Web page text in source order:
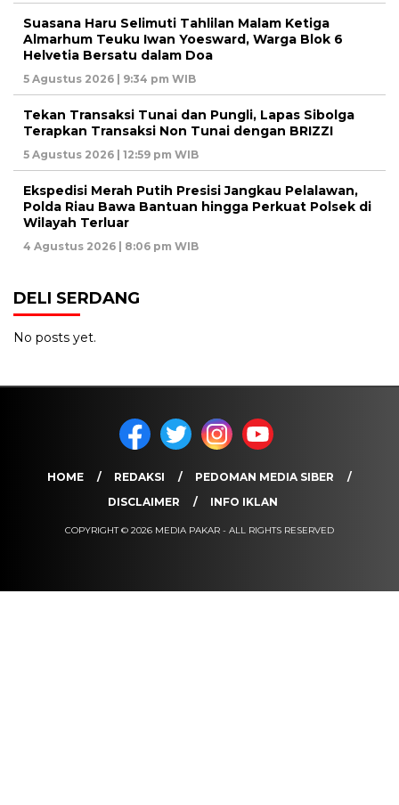
Suasana Haru Selimuti Tahlilan Malam Ketiga
Almarhum Teuku Iwan Yoesward, Warga Blok 6
Helvetia Bersatu dalam Doa
5 Agustus 2026 | 9:34 pm WIB
Tekan Transaksi Tunai dan Pungli, Lapas Sibolga
Terapkan Transaksi Non Tunai dengan BRIZZI
5 Agustus 2026 | 12:59 pm WIB
Ekspedisi Merah Putih Presisi Jangkau Pelalawan,
Polda Riau Bawa Bantuan hingga Perkuat Polsek di
Wilayah Terluar
4 Agustus 2026 | 8:06 pm WIB
DELI SERDANG
No posts yet.
HOME REDAKSI
PEDOMAN MEDIA SIBER
DISCLAIMER
INFO IKLAN
COPYRIGHT © 2026 MEDIA PAKAR - ALL RIGHTS RESERVED